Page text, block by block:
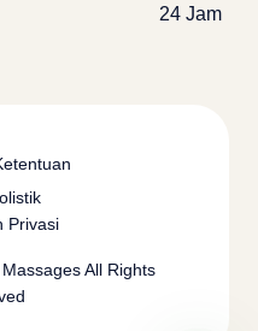
24 Jam
All Rights
Privasi